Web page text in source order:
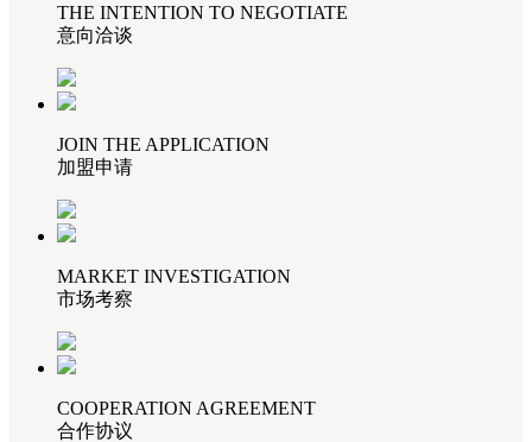
THE INTENTION TO NEGOTIATE
意向洽谈
JOIN THE APPLICATION
加盟申请
MARKET INVESTIGATION
市场考察
COOPERATION AGREEMENT
合作协议